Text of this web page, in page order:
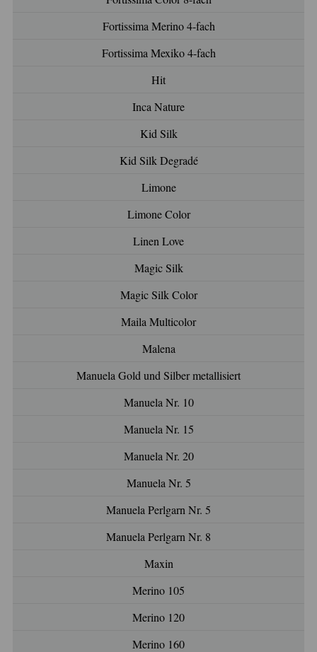
Fortissima Merino 4-fach
Fortissima Mexiko 4-fach
Hit
Inca Nature
Kid Silk
Kid Silk Degradé
Limone
Limone Color
Linen Love
Magic Silk
Magic Silk Color
Maila Multicolor
Malena
Manuela Gold und Silber metallisiert
Manuela Nr. 10
Manuela Nr. 15
Manuela Nr. 20
Manuela Nr. 5
Manuela Perlgarn Nr. 5
Manuela Perlgarn Nr. 8
Maxin
Merino 105
Merino 120
Merino 160